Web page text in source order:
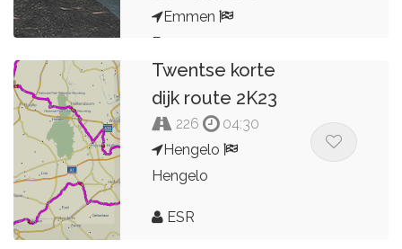
Emmen
Emmen
Twentse korte
dijk route 2K23
226
04:30
Hengelo
Hengelo
ESR